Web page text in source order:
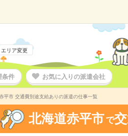
エリア変更
条件 お気に入りの派遣会社
平市 交通費別途支給ありの派遣の仕事一覧
北海道赤平市 で